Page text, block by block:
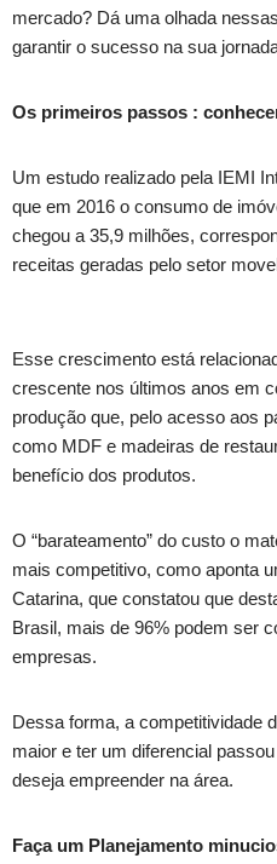
mercado? Dá uma olhada
garantir o sucesso na sua
Os primeiros passos :
Um estudo realizado pela IEMI
que em 2016 o consumo de
chegou a 35,9 milhões,
receitas geradas pelo setor
Esse crescimento está
crescente nos últimos anos em
produção que, pelo acesso aos
como MDF e madeiras de
benefício dos produtos.
O “barateamento” do custo o
mais competitivo, como aponta
Catarina, que constatou que
Brasil, mais de 96% podem ser
empresas.
Dessa forma, a competitividade
maior e ter um diferencial
deseja empreender na área.
Faça um Planejamento